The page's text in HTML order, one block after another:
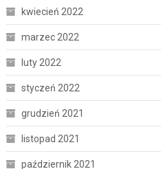
kwiecień 2022
marzec 2022
luty 2022
styczeń 2022
grudzień 2021
listopad 2021
październik 2021